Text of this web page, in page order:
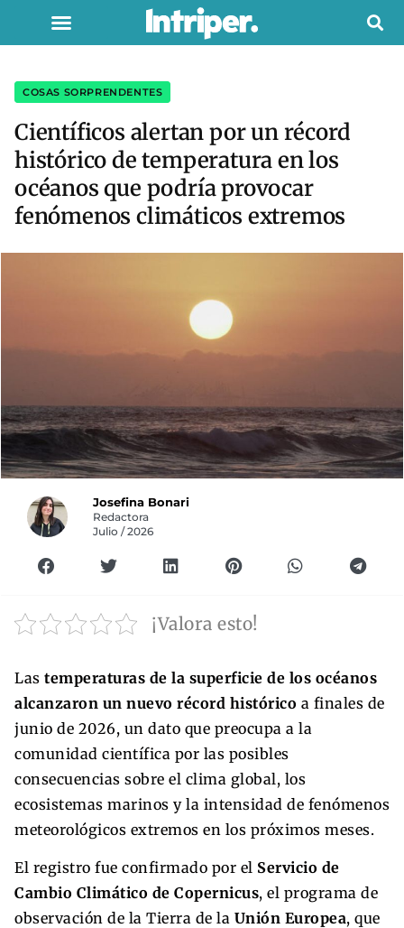
COSAS SORPRENDENTES
Científicos alertan por un récord
histórico de temperatura en los
océanos que podría provocar
fenómenos climáticos extremos
Josefina Bonari
Redactora
Julio / 2026
¡Valora esto!
Las temperaturas de la superficie de los océanos
alcanzaron un nuevo récord histórico a finales de
junio de 2026, un dato que preocupa a la
comunidad científica por las posibles
consecuencias sobre el clima global, los
ecosistemas marinos y la intensidad de fenómenos
meteorológicos extremos en los próximos meses.
El registro fue confirmado por el Servicio de
Cambio Climático de Copernicus, el programa de
observación de la Tierra de la Unión Europea, que